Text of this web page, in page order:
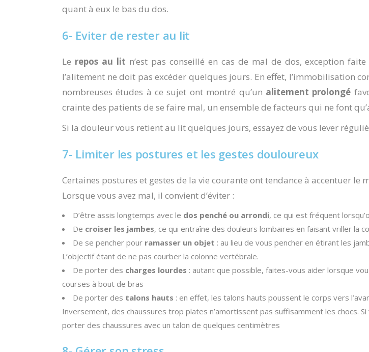
quant à eux le bas du dos.
6- Eviter de rester au lit
Le repos au lit n’est pas conseillé en cas de mal de dos, exception
l’alitement ne doit pas excéder quelques jours. En effet, l’immobilisation
nombreuses études à ce sujet ont montré qu’un alitement prolongé
crainte des patients de se faire mal, un ensemble de facteurs qui ne font
Si la douleur vous retient au lit quelques jours, essayez de vous lever
7- Limiter les postures et les gestes douloureux
Certaines postures et gestes de la vie courante ont tendance à accentuer
Lorsque vous avez mal, il convient d’éviter :
D’être assis longtemps avec le dos penché ou arrondi, ce qui est fréquent
De croiser les jambes, ce qui entraîne des douleurs lombaires en faisant vriller la
De se pencher pour ramasser un objet : au lieu de vous pencher en étirant les
L’objectif étant de ne pas courber la colonne vertébrale.
De porter des charges lourdes : autant que possible, faites-vous aider lorsque
courses à bout de bras
De porter des talons hauts : en effet, les talons hauts poussent le corps vers
Inversement, des chaussures trop plates n’amortissent pas suffisamment les chocs.
porter des chaussures avec un talon de quelques centimètres